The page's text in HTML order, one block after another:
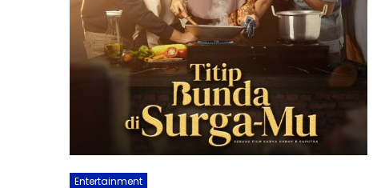
Entertainment